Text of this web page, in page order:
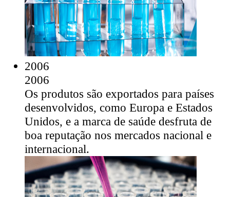
2006
2006
Os produtos são exportados para países
desenvolvidos, como Europa e Estados
Unidos, e a marca de saúde desfruta de
boa reputação nos mercados nacional e
internacional.